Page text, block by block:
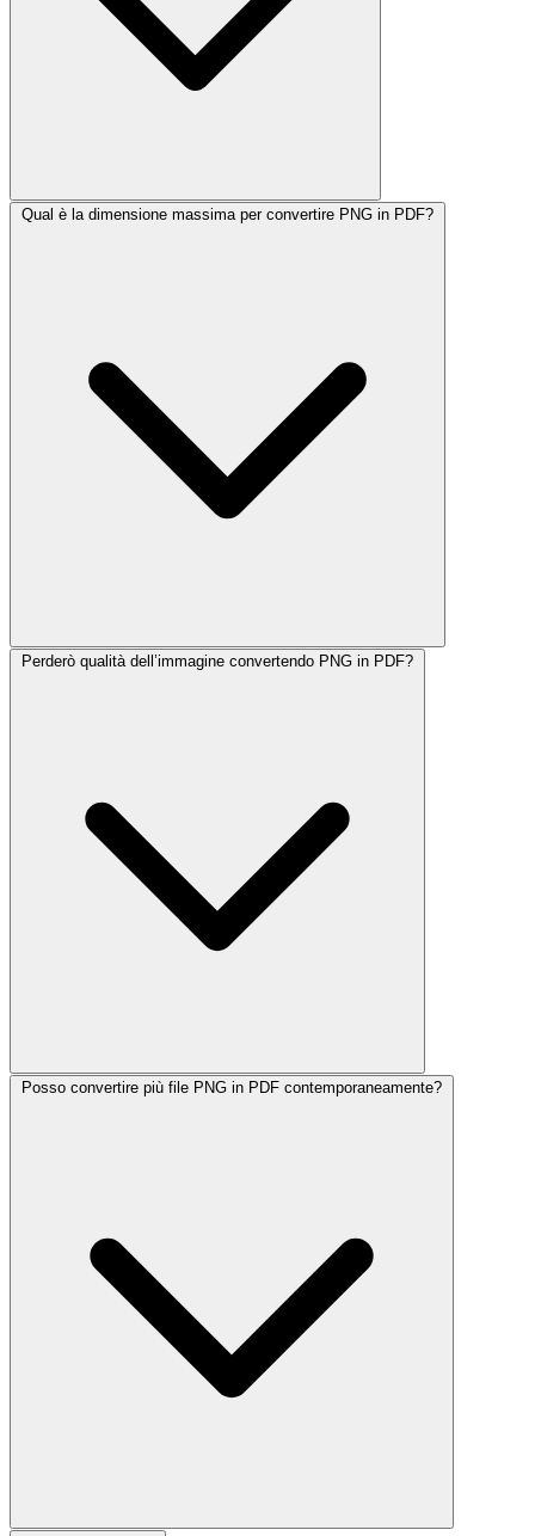
Qual è la dimensione massima per convertire PNG in PDF?
Perderò qualità dell’immagine convertendo PNG in PDF?
Posso convertire più file PNG in PDF contemporaneamente?